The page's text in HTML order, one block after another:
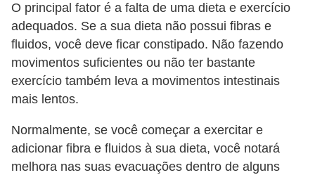
O principal fator é a falta de uma dieta e exercício
adequados. Se a sua dieta não possui fibras e
fluidos, você deve ficar constipado. Não fazendo
movimentos suficientes ou não ter bastante
exercício também leva a movimentos intestinais
mais lentos.
Normalmente, se você começar a exercitar e
adicionar fibra e fluidos à sua dieta, você notará
melhora nas suas evacuações dentro de alguns
e
P
l
a
n
a
s